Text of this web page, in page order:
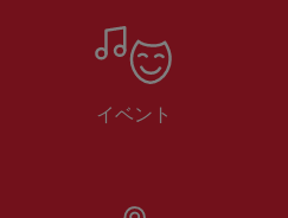
イベント